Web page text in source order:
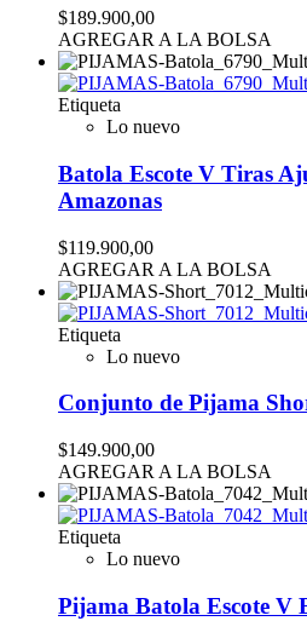
$189.900,00
AGREGAR A LA BOLSA
Etiqueta
Lo nuevo
Batola Escote V Tiras
Amazonas
$119.900,00
AGREGAR A LA BOLSA
Etiqueta
Lo nuevo
Conjunto de Pijama
$149.900,00
AGREGAR A LA BOLSA
Etiqueta
Lo nuevo
Pijama Batola Escote V